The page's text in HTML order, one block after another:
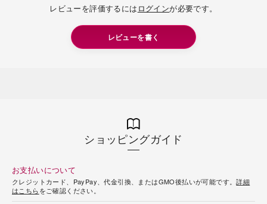
レビューを評価するには ログインが必要です。
レビューを書く
ショッピングガイド
お支払いについて
クレジットカード、PayPay、代金引換、またはGMO後払いが可能です。詳細
はこちらをご確認ください。